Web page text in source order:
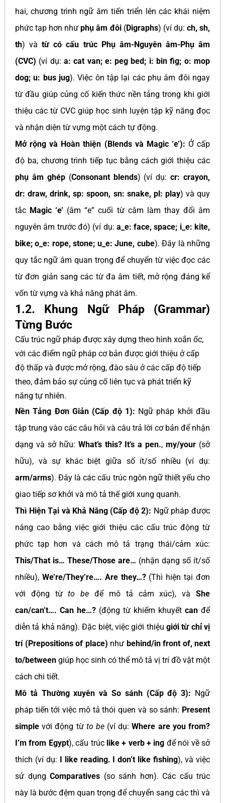
hai, chương trình ngữ âm tiến triển lên các khái niệm
phức tạp hơn nhưphụ âm đôi(Digraphs) (ví dụ: ch, sh,
th) vàtừ có cấu trúc Phụ âm-Nguyên âm-Phụ âm
(CVC) (ví dụ: a: cat van; e: peg bed; i: bin fig; o: mop
dog; u: bus jug). Việc ôn tập lại các phụ âm đôi ngay
từ đầu giúp củng cố kiến thức nền tảng trong khi giới
thiệu các từ CVC giúp học sinh luyện tập kỹ năng đọc
và nhận diện từ vựng một cách tự động.
Mở rộng và Hoàn thiện (Blends và Magic ‘e’): Ở cấp
độ ba, chương trình tiếp tục bằng cách giới thiệu các
phụ âm ghép(Consonant blends) (ví dụ:cr: crayon,
dr: draw, drink, sp: spoon, sn: snake, pl: play) và quy
tắc Magic ‘e’ (âm “e” cuối từ câm làm thay đổi âm
nguyên âm trước đó) (ví dụ: a_e: face, space; i_e: kite,
bike; o_e: rope, stone; u_e: June, cube). Đây là những
quy tắc ngữ âm quan trọng để chuyển từ việc đọc các
từ đơn giản sang các từ đa âm tiết, mở rộng đáng kể
vốn từ vựng và khả năng phát âm.
1.2. Khung Ngữ Pháp (Grammar)
Từng Bước
Cấu trúc ngữ pháp được xây dựng theo hình xoắn ốc,
với các điểm ngữ pháp cơ bản được giới thiệu ở cấp
độ thấp và được mở rộng, đào sâu ở các cấp độ tiếp
theo, đảm bảo sự củng cố liên tục và phát triển kỹ
năng tự nhiên.
Nền Tảng Đơn Giản (Cấp độ 1): Ngữ pháp khởi đầu
tập trung vào các câu hỏi và câu trả lời cơ bản để nhận
dạng và sở hữu: What’s this? It’s a pen.,my/your (sở
hữu), và sự khác biệt giữa số ít/số nhiều (ví dụ:
arm/arms). Đây là các cấu trúc ngôn ngữ thiết yếu cho
giao tiếp sơ khởi và mô tả thế giới xung quanh.
Thì Hiện Tại và Khả Năng (Cấp độ 2): Ngữ pháp được
nâng cao bằng việc giới thiệu các cấu trúc động từ
phức tạp hơn và cách mô tả trạng thái/cảm xúc:
This/That is… These/Those are… (nhận dạng số ít/số
nhiều), We’re/They’re…. Are they…?(Thì hiện tại đơn
với động từto be để mô tả cảm xúc), vàShe
can/can’t…. Can he…? (động từ khiếm khuyết can để
diễn tả khả năng). Đặc biệt, việc giới thiệu giới từ chỉ vị
trí (Prepositions of place) như behind/in front of, next
to/between giúp học sinh có thể mô tả vị trí đồ vật một
cách chi tiết.
Mô tả Thường xuyên và So sánh (Cấp độ 3): Ngữ
pháp tiến tới việc mô tả thói quen và so sánh: Present
simple với động từ to be(ví dụ:Where are you from?
I’m from Egypt), cấu trúc like + verb + ing để nói về sở
thích (ví dụ: I like reading. I don’t like fishing), và việc
sử dụng Comparatives (so sánh hơn). Các cấu trúc
này là bước đệm quan trọng để chuyển sang các thì và